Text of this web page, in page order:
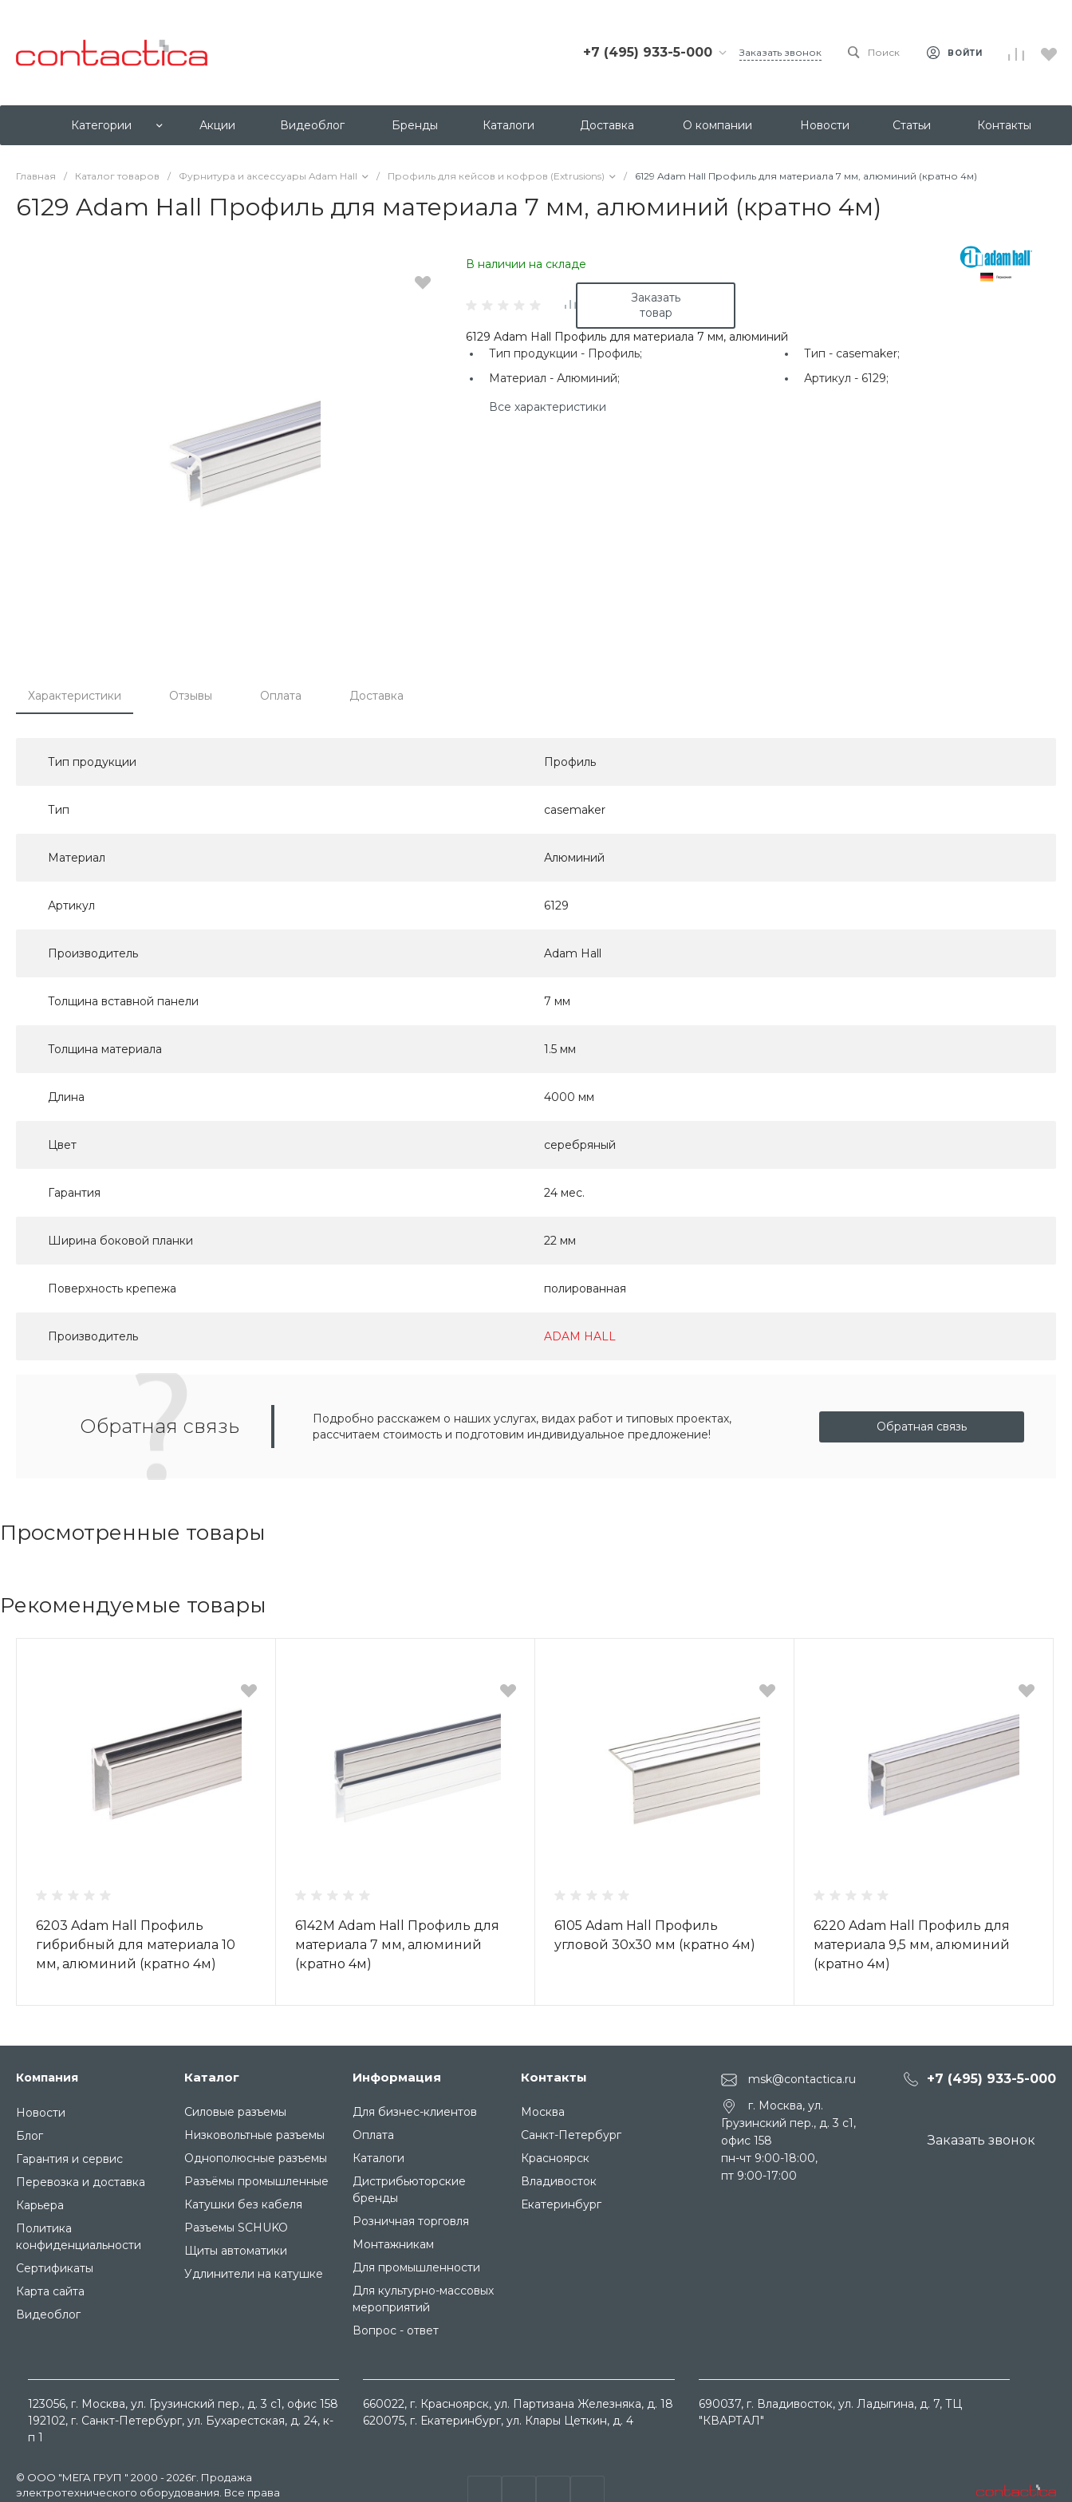
+7 (495) 933-5-000
г. Москва, ул.
Грузинский пер., д. 3 c1,
офис 158
г. Санкт-Петербург, ул.
Бухарестская, д. 24, корп
+7 (923) 335-50-00
г. Красноярск, ул.
Партизана Железняка, д.
+7 (343) 288-65-00
Клары Цеткин, д. 4
Заказать звонок Поиск ВОЙТИ
Категории Акции Видеоблог Бренды Каталоги Доставка О компании Новости Статьи Контакты
Главная / Каталог товаров / Фурнитура и аксессуары Adam Hall / Профиль для кейсов и кофров (Extrusions) / 6129 Adam Hall Профиль для материала 7 мм, алюминий (кратно 4м)
6129 Adam Hall Профиль для материала 7 мм, алюминий (кратно 4м)
В наличии на складе
Заказать
товар
6129 Adam Hall Профиль для материала 7 мм, алюминий
Тип продукции - Профиль; Тип - casemaker;
Материал -Алюминий; Артикул - 6129;
Все характеристики
Характеристики Отзывы Оплата Доставка
Тип продукции Профиль
Тип casemaker
Материал Алюминий
Артикул 6129
Производитель Adam Hall
Толщина вставной панели 7 мм
Толщина материала 1.5 мм
Длина 4000 мм
Цвет серебряный
Гарантия 24 мес.
Ширина боковой планки 22 мм
Поверхность крепежа полированная
Производитель ADAM HALL
Обратная связь
Подробно расскажем о наших услугах, видах работ и типовых проектах,
рассчитаем стоимость и подготовим индивидуальное предложение!
Обратная связь
Просмотренные товары
Рекомендуемые товары
6203 Adam Hall Профиль
гибрибный для материала 10
мм, алюминий (кратно 4м)
6142M Adam Hall Профиль для
материала 7 мм, алюминий
(кратно 4м)
6105 Adam Hall Профиль
угловой 30х30 мм (кратно 4м)
6220 Adam Hall Профиль для
материала 9,5 мм, алюминий
(кратно 4м)
Компания
Новости
Блог
Гарантия и сервис
Перевозка и доставка
Карьера
Политика
конфиденциальности
Сертификаты
Карта сайта
Видеоблог
Каталог
Силовые разъемы
Низковольтные разъемы
Однополюсные разъемы
Разъёмы промышленные
Катушки без кабеля
Разъемы SCHUKO
Щиты автоматики
Удлинители на катушке
Информация
Для бизнес-клиентов
Оплата
Каталоги
Дистрибьюторские
бренды
Розничная торговля
Монтажникам
Для промышленности
Для культурно-массовых
мероприятий
Вопрос - ответ
Контакты
Москва
Санкт-Петербург
Красноярск
Владивосток
Екатеринбург
msk@contactica.ru +7 (495) 933-5-000
г. Москва, ул.
Грузинский пер., д. 3 c1,
офис 158
пн-чт 9:00-18:00,
пт 9:00-17:00
Заказать звонок
123056, г. Москва, ул. Грузинский пер., д. 3 c1, офис 158
192102, г. Санкт-Петербург, ул. Бухарестская, д. 24, к-
п 1
660022, г. Красноярск, ул. Партизана Железняка, д. 18
620075, г. Екатеринбург, ул. Клары Цеткин, д. 4
690037, г. Владивосток, ул. Ладыгина, д. 7, ТЦ
"КВАРТАЛ"
© ООО "МЕГА ГРУП " 2000 - 2026г. Продажа
электротехнического оборудования. Все права